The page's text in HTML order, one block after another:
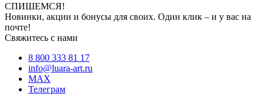
СПИШЕМСЯ!
Новинки, акции и бонусы для своих. Один клик – и у вас на
почте!
Свяжитесь с нами
8 800 333 81 17
info@luara-art.ru
MAX
Телеграм